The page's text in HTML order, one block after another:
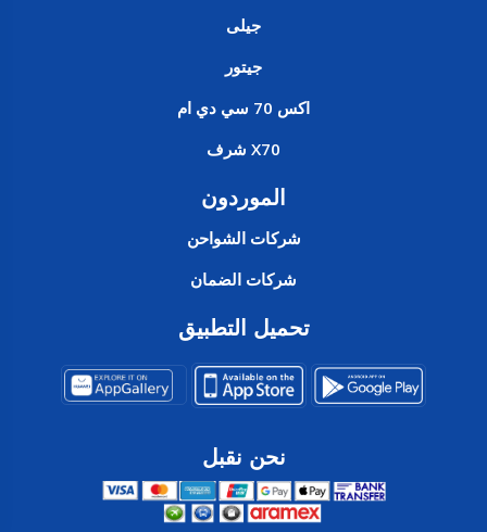
جيلى
جيتور
اكس 70 سي دي ام
X70 شرف
الموردون
شركات الشواحن
شركات الضمان
تحميل التطبيق
نحن نقبل